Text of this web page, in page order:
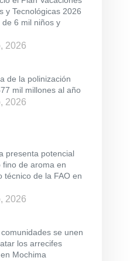
y Tecnológicas 2026
de 6 mil niños y
2026
de la polinización
mil millones al año
2026
presenta potencial
fino de aroma en
técnico de la FAO en
2026
se unen
los arrecifes
Mochima